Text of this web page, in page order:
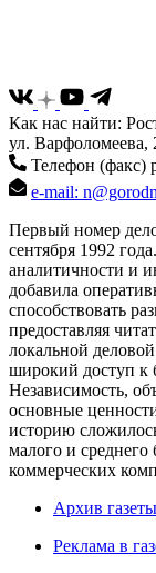
Как нас найти:
ул. Варфоломеева,
Телефон (факс)
e-mail:
Первый номер
сентября 1992
аналитичности и
добавила
способствовать
предоставляя
локальной
широкий доступ к
Независимость,
основные
историю
малого и среднего
коммерческих
Архив газеты
Реклама в